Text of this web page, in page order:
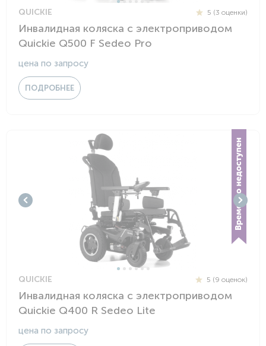
QUICKIE 5 (3 оценки)
Инвалидная коляска с электроприводом
Quickie Q500 F Sedeo Pro
цена по запросу
ПОДРОБНЕЕ
QUICKIE 5 (9 оценок)
Инвалидная коляска с электроприводом
Quickie Q400 R Sedeo Lite
цена по запросу